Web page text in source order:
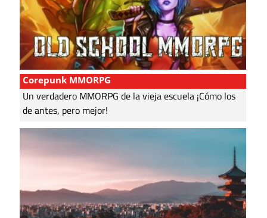
Corepunk MMORPG
Un verdadero MMORPG de la vieja escuela ¡Cómo los
de antes, pero mejor!